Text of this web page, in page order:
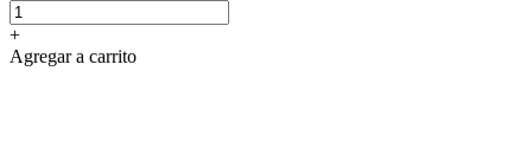
+
Agregar a carrito